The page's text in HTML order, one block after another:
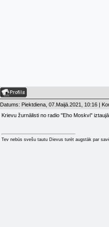
Datums: Piektdiena, 07.Maijā.2021, 10:16 |
Krievu žurnālisti no radio "Eho Moskvi"
Tev nebūs svešu tautu Dievus turēt augstāk par